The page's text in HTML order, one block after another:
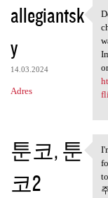
allegiantsk
y
14.03.2024
Adres
툰코, 툰
코2